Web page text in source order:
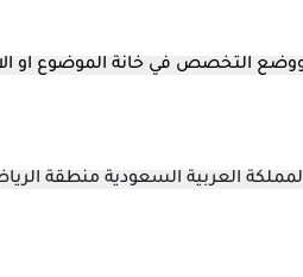
التخصص في خانة الموضوع او
العربية السعودية منطقة